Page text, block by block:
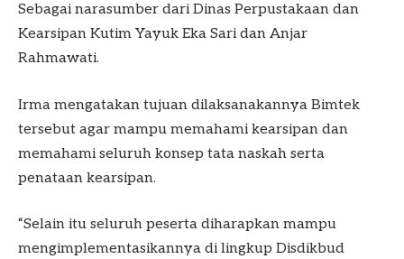
Sebagai narasumber dari Dinas Perpustakaan dan
Kearsipan Kutim Yayuk Eka Sari dan Anjar
Rahmawati.
Irma mengatakan tujuan dilaksanakannya Bimtek
tersebut agar mampu memahami kearsipan dan
memahami seluruh konsep tata naskah serta
penataan kearsipan.
“Selain itu seluruh peserta diharapkan mampu
mengimplementasikannya di lingkup Disdikbud